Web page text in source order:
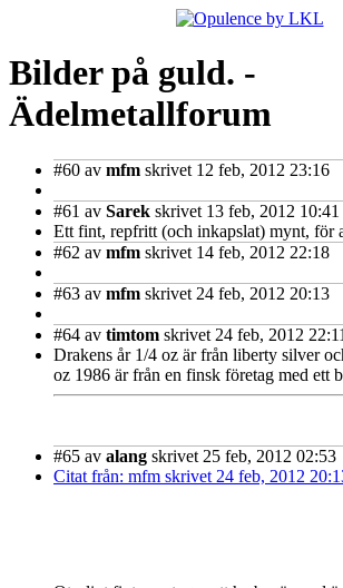
Bilder på guld. -
Ädelmetallforum
#60 av mfm skrivet 12 feb, 2012 23:16
#61 av Sarek skrivet 13 feb, 2012 10:41
Ett fint, repfritt (och inkapslat) mynt, för
#62 av mfm skrivet 14 feb, 2012 22:18
#63 av mfm skrivet 24 feb, 2012 20:13
#64 av timtom skrivet 24 feb, 2012 22:11
Drakens år 1/4 oz är från liberty silver
oz 1986 är från en finsk företag med ett
#65 av alang skrivet 25 feb, 2012 02:53
Citat från: mfm skrivet 24 feb, 2012